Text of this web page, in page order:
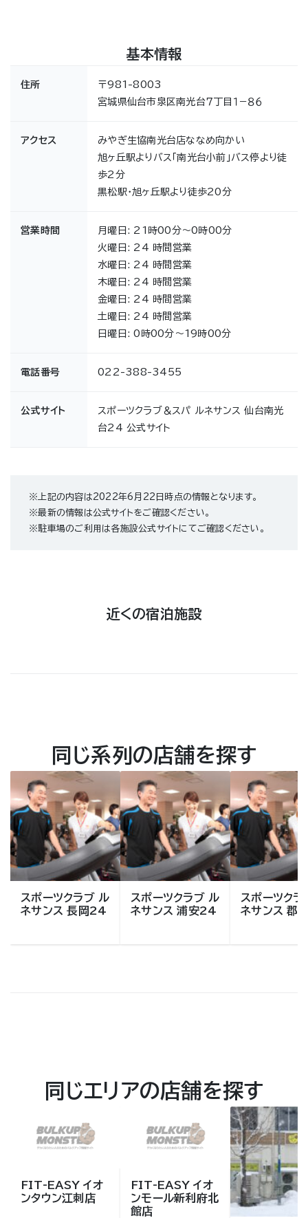
基本情報
住所
〒981-8003
宮城県仙台市泉区南光台７丁目１−８６
アクセス
みやぎ生協南光台店ななめ向かい
旭ヶ丘駅よりバス「南光台小前」バス停より徒
歩2分
黒松駅・旭ヶ丘駅より徒歩20分
営業時間
月曜日: 21時00分～0時00分
火曜日: 24 時間営業
水曜日: 24 時間営業
木曜日: 24 時間営業
金曜日: 24 時間営業
土曜日: 24 時間営業
日曜日: 0時00分～19時00分
電話番号 022-388-3455
公式サイト
スポーツクラブ＆スパ ルネサンス 仙台南光
台24 公式サイト
※上記の内容は2022年6月22日時点の情報となります。
※最新の情報は公式サイトをご確認ください。
※駐車場のご利用は各施設公式サイトにてご確認ください。
近くの宿泊施設
同じ系列の店舗を探す
スポーツクラブ ル
ネサンス 長岡24
スポーツクラブ ル
ネサンス 浦安24
スポーツクラ
ネサンス 郡
同じエリアの店舗を探す
FIT-EASY イオ
ンタウン江刺店
FIT-EASY イオ
ンモール新利府北
館店